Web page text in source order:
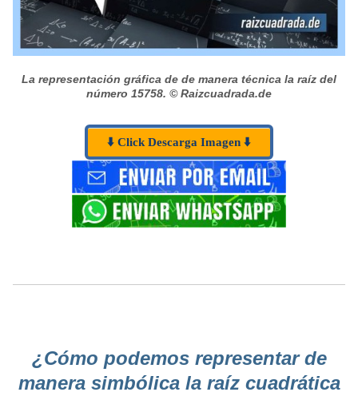
La representación gráfica de de manera técnica la raíz del
número 15758. © Raizcuadrada.de
⬇️ Click Descarga Imagen ⬇️
¿Cómo podemos representar de
manera simbólica la raíz cuadrática